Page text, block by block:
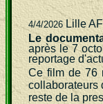
4/4/2026 Lille
Le
après le 7
reportage
Ce film de 76
collaborateurs
reste de la